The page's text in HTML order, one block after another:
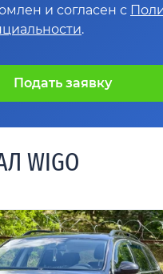
и согласен с
.
Подать заявку
WIGO